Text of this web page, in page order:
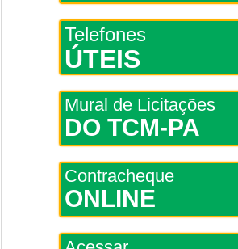
Telefones
ÚTEIS
Mural de Licitações
DO TCM-PA
Contracheque
ONLINE